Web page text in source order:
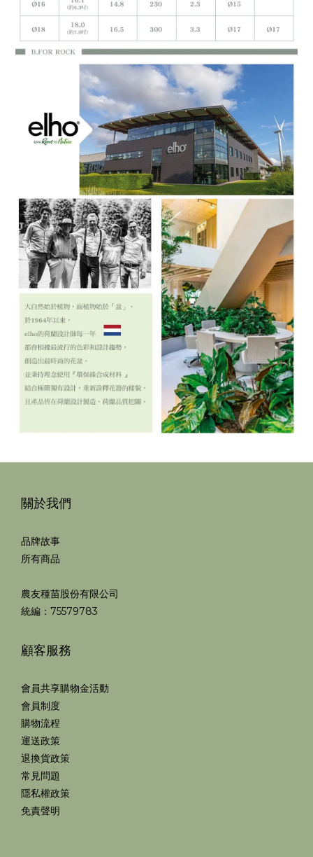
關於我們
品牌故事
所有商品
農友種苗股份有限公司
統編：75579783
顧客服務
會員共享購物金活動
會員制度
購物流程
運送政策
退換貨政策
常見問題
隱私權政策
免責聲明